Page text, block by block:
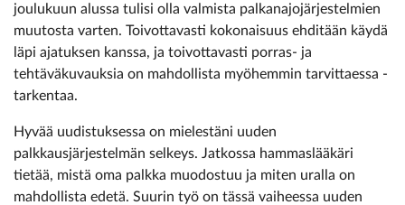
joulukuun alussa tulisi olla valmista palkanajojärjestelmien
muutosta varten. Toivottavasti kokonaisuus ehditään käydä
läpi ajatuksen kanssa, ja toivottavasti porras- ja
tehtäväkuvauksia on mahdollista myöhemmin tarvittaessa ­
tarkentaa.
Hyvää uudistuksessa on mielestäni uuden
palkkausjärjestelmän selkeys. Jatkossa hammaslääkäri
tietää, mistä oma palkka muodostuu ja miten uralla on
mahdollista edetä. Suurin työ on tässä vaiheessa uuden